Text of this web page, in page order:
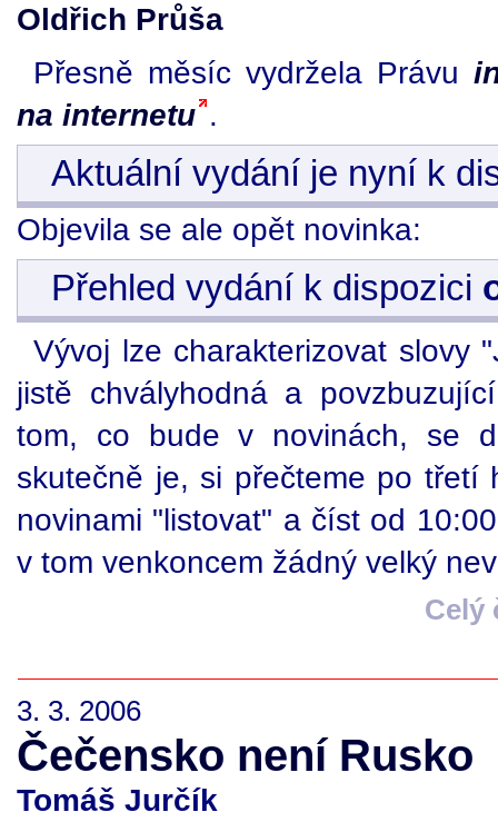
Oldřich Průša
Přesně měsíc vydržela Právu
na internetu .
Aktuální vydání je nyní k
Objevila se ale opět novinka:
Přehled vydání k dispozici
Vývoj lze charakterizovat slovy
jistě chvályhodná a
tom, co bude v novinách, se
skutečně je, si přečteme po třetí
novinami "listovat" a číst od
v tom venkoncem žádný velký
Celý
3. 3. 2006
Čečensko není Rusko
Tomáš Jurčík